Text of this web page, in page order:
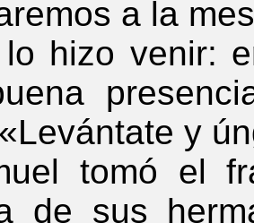
a la
hizo venir:
y
tomó el
de sus